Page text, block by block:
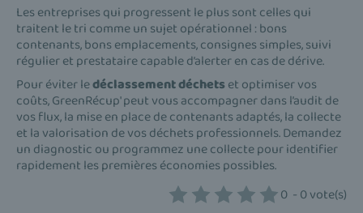
Les entreprises qui progressent le plus sont celles qui
traitent le tri comme un sujet opérationnel : bons
contenants, bons emplacements, consignes simples, suivi
régulier et prestataire capable d’alerter en cas de dérive.
Pour éviter ledéclassement déchets et optimiser vos
coûts, GreenRécup' peut vous accompagner dans l’audit de
vos flux, la mise en place de contenants adaptés, la collecte
et la valorisation de vos déchets professionnels. Demandez
un diagnostic ou programmez une collecte pour identifier
rapidement les premières économies possibles.
0 - 0vote(s)